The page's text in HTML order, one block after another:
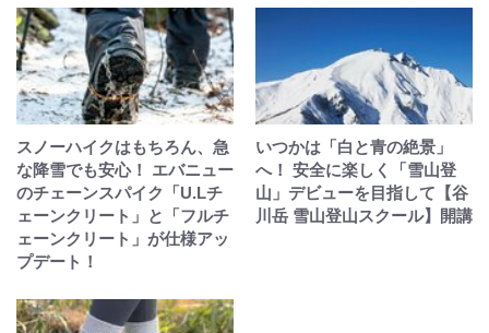
スノーハイクはもちろん、急
な降雪でも安心！ エバニュー
のチェーンスパイク「U.Lチ
ェーンクリート」と「フルチ
ェーンクリート」が仕様アッ
プデート！
いつかは「白と青の絶景」
へ！ 安全に楽しく「雪山登
山」デビューを目指して【谷
川岳 雪山登山スクール】開講